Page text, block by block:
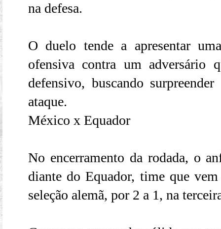
na defesa.
O duelo tende a apresentar
ofensiva contra um adversário
defensivo, buscando
ataque.
México x Equador
No encerramento da rodada, o
diante do Equador, time que
seleção alemã, por 2 a 1, na